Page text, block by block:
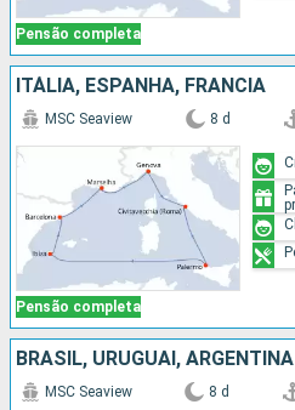
Pensão completa
ITÁLIA, ESPANHA, FRANCIA
Pensão completa
MSC Seaview 8 d
BRASIL, URUGUAI, ARGENTINA
MSC Seaview 8 d